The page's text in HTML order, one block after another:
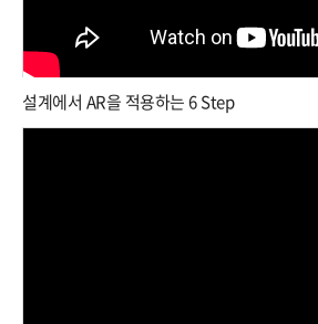
설계에서 AR을 적용하는 6 Step